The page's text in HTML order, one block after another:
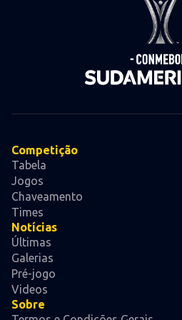
Competição
Tabela
Jogos
Chaveamento
Times
Notícias
Últimas
Galerias
Pré-jogo
Videos
Sobre